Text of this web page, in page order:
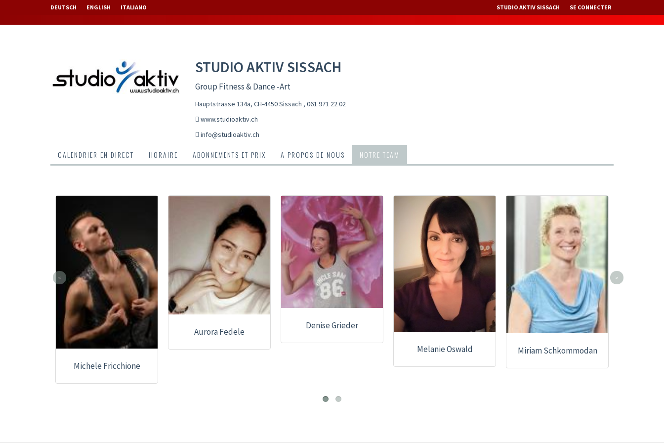
DEUTSCH ENGLISH ITALIANO STUDIO AKTIV SISSACH SE CONNECTER
STUDIO AKTIV SISSACH
Group Fitness & Dance -Art
Hauptstrasse 134a, CH-4450 Sissach , 061 971 22 02
www.studioaktiv.ch
info@studioaktiv.ch
CALENDRIER EN DIRECT HORAIRE ABONNEMENTS ET PRIX A PROPOS DE NOUS NOTRE TEAM
Michele Fricchione
Aurora Fedele
Denise Grieder
Melanie Oswald Miriam Schkommodan
< >